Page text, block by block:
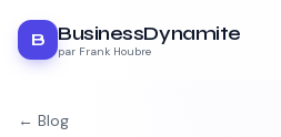
B BusinessDynamite
par Frank Houbre
← Blog